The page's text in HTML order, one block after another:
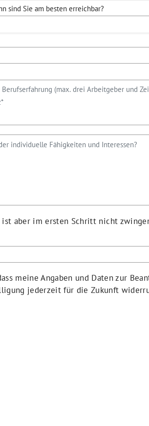
aber im ersten Schritt nicht
meine Angaben und Daten zur
jederzeit für die Zukunft